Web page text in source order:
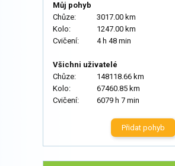
Můj pohyb
Chůze:
3017.00 km
Kolo:
1247.00 km
Cvičení:
4 h 48 min
Všichni uživatelé
Chůze:
148118.66 km
Kolo:
67460.85 km
Cvičení:
6079 h 7 min
Přidat pohyb